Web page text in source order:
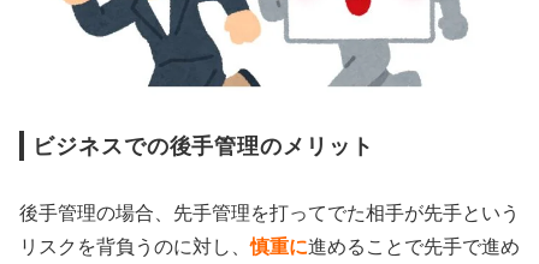
ビジネスでの後手管理のメリット
後手管理の場合、先手管理を打ってでた相手が先手という
リスクを背負うのに対し、慎重に進めることで先手で進め